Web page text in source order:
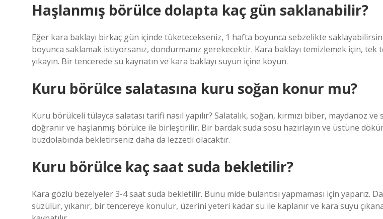
Haşlanmış börülce dolapta kaç gün saklanabilir?
Eğer kara baklayı birkaç gün içinde tüketecekseniz, 1 hafta boyunca sebzelikte
boyunca saklamak istiyorsanız, dondurmanız gerekecektir. Kara baklayı temizlemek için, tek
yıkayın. Bir tencerede su kaynatın ve kara baklayı suyun içine koyun.
Kuru börülce salatasına kuru soğan konur mu?
Kuru börülceli tülayca salatası tarifi nasıl yapılır? Salatalık, soğan, kırmızı biber, maydanoz ve
doğranır ve haşlanmış börülce ile birleştirilir. Bir bardak suda sosu hazırlayın ve üstüne
buzdolabında bekletirseniz daha da lezzetli olacaktır.
Kuru börülce kaç saat suda bekletilir?
Kara gözlü bezelyeler 3-4 saat suda bekletilir. Bunu mide bulantısı yapmaması için yaparız.
süzülür, yıkanır, bir tencereye konulur, üzerini yeteri kadar su ile kaplanır ve kara suyu